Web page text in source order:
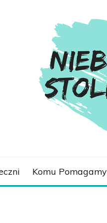
Komu Pomagamy